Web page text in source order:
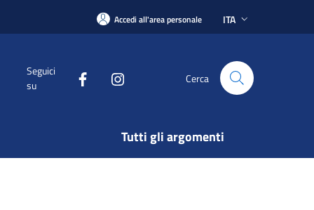
Accedi all'area personale ITA
Seguici
su
Cerca
Tutti gli argomenti